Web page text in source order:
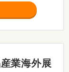
業海外展